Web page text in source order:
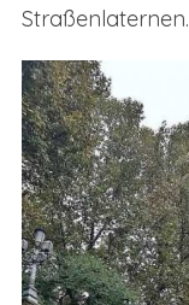
Straßenlaternen.